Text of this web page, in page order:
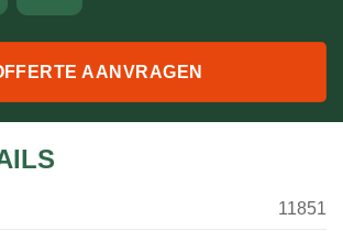
AANVRAGEN
11851